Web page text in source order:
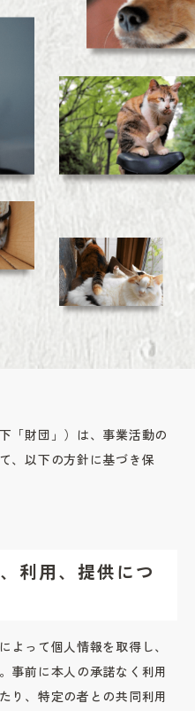
「財団」）は、事業活動の
、以下の方針に基づき保
利用、提供につ
よって個人情報を取得し、
事前に本人の承諾なく利用
り、特定の者との共同利用